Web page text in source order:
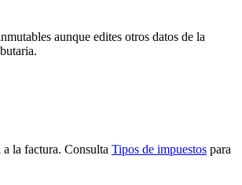
aunque edites otros datos de la
la factura. Consulta Tipos de impuestos para